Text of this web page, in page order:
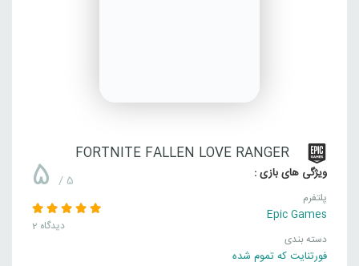
FORTNITE FALLEN LOVE RANGER
ویژگی های بازی :
پلتفرم
Epic Games
دسته بندی
فورتنایت که تموم شده
5 / 5
2 دیدگاه